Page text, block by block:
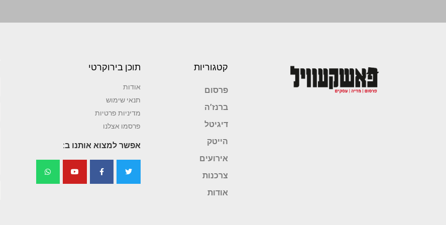
קטגוריות
פרסום
ברנז’ה
דיגיטל
הייטק
אירועים
צרכנות
אודות
תוכן בירוקרטי
אודות
תנאי שימוש
מדיניות פרטיות
פרסמו אצלנו
אפשר למצוא אותנו ב: